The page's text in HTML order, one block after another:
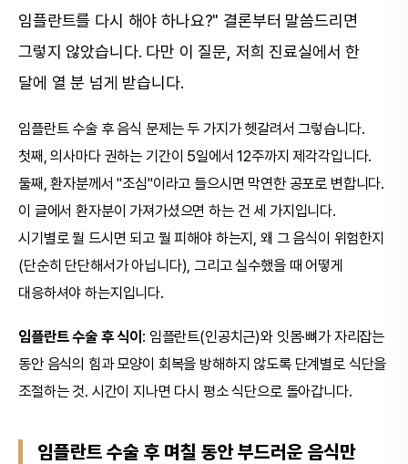
임플란트를 다시 해야 하나요?" 결론부터 말씀드리면
그렇지 않았습니다. 다만 이 질문, 저희 진료실에서 한
달에 열 분 넘게 받습니다.
임플란트 수술 후 음식 문제는 두 가지가 헷갈려서 그렇습니다.
첫째, 의사마다 권하는 기간이 5일에서 12주까지 제각각입니다.
둘째, 환자분께서 "조심"이라고 들으시면 막연한 공포로 변합니다.
이 글에서 환자분이 가져가셨으면 하는 건 세 가지입니다.
시기별로 뭘 드시면 되고 뭘 피해야 하는지, 왜 그 음식이 위험한지
(단순히 단단해서가 아닙니다), 그리고 실수했을 때 어떻게
대응하셔야 하는지입니다.
임플란트 수술 후 식이: 임플란트(인공치근)와 잇몸·뼈가 자리잡는
동안 음식의 힘과 모양이 회복을 방해하지 않도록 단계별로 식단을
조절하는 것. 시간이 지나면 다시 평소 식단으로 돌아갑니다.
임플란트 수술 후 며칠 동안 부드러운 음식만